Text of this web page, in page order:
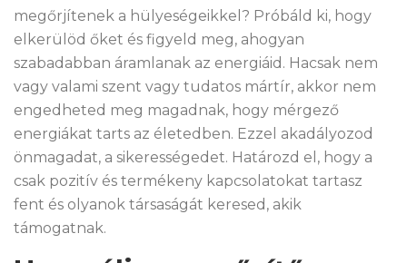
megőrjítenek a hülyeségeikkel? Próbáld ki, hogy
elkerülöd őket és figyeld meg, ahogyan
szabadabban áramlanak az energiáid. Hacsak nem
vagy valami szent vagy tudatos mártír, akkor nem
engedheted meg magadnak, hogy mérgező
energiákat tarts az életedben. Ezzel akadályozod
önmagadat, a sikerességedet. Határozd el, hogy a
csak pozitív és termékeny kapcsolatokat tartasz
fent és olyanok társaságát keresed, akik
támogatnak.